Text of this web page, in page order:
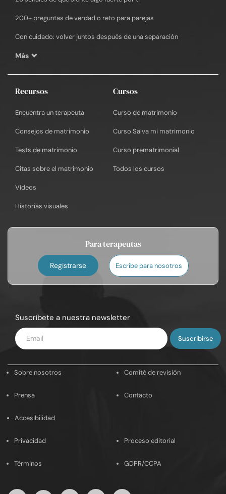
200+ preguntas de verdad o reto para parejas
Con cuidado: volver juntos después de una separación
Más
Recursos
Encuentra un terapeuta
Consejos de matrimonio
Tests de matrimonio
Citas sobre el matrimonio
Vídeos
Historias visuales
Cursos
Curso de matrimonio
Curso Salva mi matrimonio
Curso prematrimonial
Todos los cursos
Para terapeutas
Registrarse Escribe para nosotros
Suscríbete a nuestra newsletter
Introduce
tu
Sobre nosotros Comité de revisión
Prensa Contacto
Accesibilidad
Privacidad Proceso editorial
Términos GDPR/CCPA